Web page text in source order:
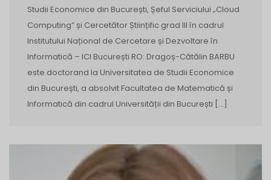
Studii Economice din București, Șeful Serviciului „Cloud
Computing” și Cercetător Științific grad III în cadrul
Institutului Național de Cercetare și Dezvoltare în
Informatică – ICI București RO: Dragoș-Cătălin BARBU
este doctorand la Universitatea de Studii Economice
din București, a absolvit Facultatea de Matematică și
Informatică din cadrul Universității din București […]